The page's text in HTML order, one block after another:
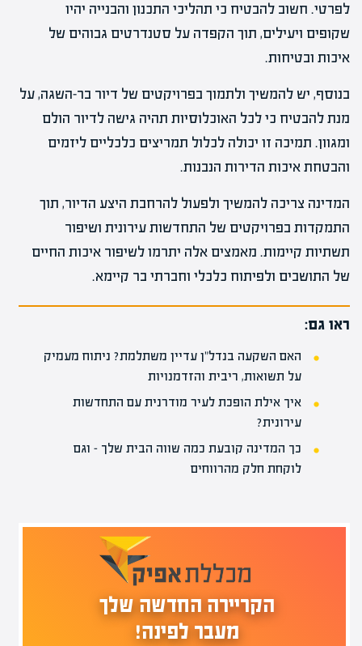
לפרטי. חשוב להבטיח כי תהליכי התכנון והבנייה יהיו
שקופים ויעילים, תוך הקפדה על סטנדרטים גבוהים של
איכות ובטיחות.
בנוסף, יש להמשיך ולתמוך בפרויקטים של דיור בר-השגה, על
מנת להבטיח כי לכל האוכלוסיות תהיה גישה לדיור הולם
ומגוון. תמיכה זו יכולה לכלול תמריצים כלכליים ליזמים
והבטחת איכות הדירות הנבנות.
המדינה צריכה להמשיך ולפעול להרחבת היצע הדיור, תוך
התמקדות בפרויקטים של התחדשות עירונית ושיפור
תשתיות קיימות. מאמצים אלה יתרמו לשיפור איכות החיים
של התושבים ולפיתוח כלכלי וחברתי בר קיימא.
ראו גם:
האם השקעה בנדל"ן עדיין משתלמת? ניתוח מעמיק
על תשואות, ריבית והזדמנויות
איך אילת הופכת לעיר מודרנית עם התחדשות
עירונית?
כך המדינה קובעת כמה שווה הבית שלך – וגם
לוקחת חלק מהרווחים
הקריירה החדשה שלך
מעבר לפינה!